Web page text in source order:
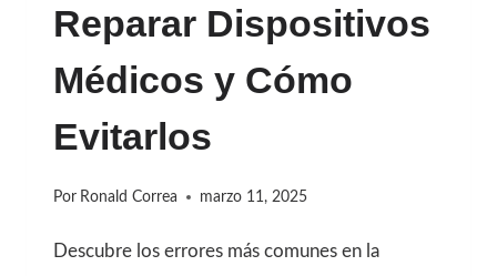
X
PASO
A
Reparar Dispositivos
Médicos y Cómo
Evitarlos
Por Ronald Correa marzo 11, 2025
Descubre los errores más comunes en la